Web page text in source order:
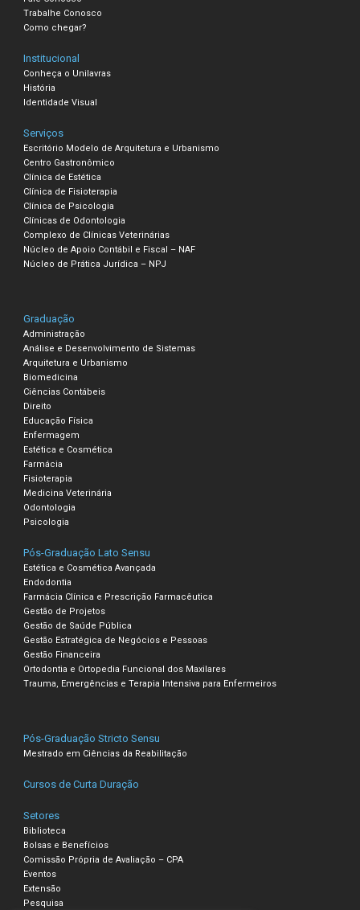
Trabalhe Conosco
Como chegar?
Institucional
Conheça o Unilavras
História
Identidade Visual
Serviços
Escritório Modelo de Arquitetura e Urbanismo
Centro Gastronômico
Clínica de Estética
Clínica de Fisioterapia
Clínica de Psicologia
Clínicas de Odontologia
Complexo de Clínicas Veterinárias
Núcleo de Apoio Contábil e Fiscal – NAF
Núcleo de Prática Jurídica – NPJ
Graduação
Administração
Análise e Desenvolvimento de Sistemas
Arquitetura e Urbanismo
Biomedicina
Ciências Contábeis
Direito
Educação Física
Enfermagem
Estética e Cosmética
Farmácia
Fisioterapia
Medicina Veterinária
Odontologia
Psicologia
Pós-Graduação Lato Sensu
Estética e Cosmética Avançada
Endodontia
Farmácia Clínica e Prescrição Farmacêutica
Gestão de Projetos
Gestão de Saúde Pública
Gestão Estratégica de Negócios e Pessoas
Gestão Financeira
Ortodontia e Ortopedia Funcional dos Maxilares
Trauma, Emergências e Terapia Intensiva para Enfermeiros
Pós-Graduação Stricto Sensu
Mestrado em Ciências da Reabilitação
Cursos de Curta Duração
Setores
Biblioteca
Bolsas e Benefícios
Comissão Própria de Avaliação – CPA
Eventos
Extensão
Pesquisa